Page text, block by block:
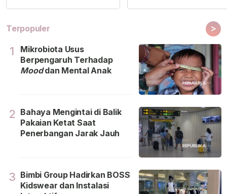
Terpopuler >
1
Mikrobiota Usus
Berpengaruh Terhadap
Mooddan Mental Anak
2 Bahaya Mengintai di Balik
Pakaian Ketat Saat
Penerbangan Jarak Jauh
3 Bimbi Group Hadirkan BOSS
Kidswear dan Instalasi